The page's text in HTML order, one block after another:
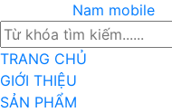
TRANG CHỦ
GIỚI THIỆU
SẢN PHẨM